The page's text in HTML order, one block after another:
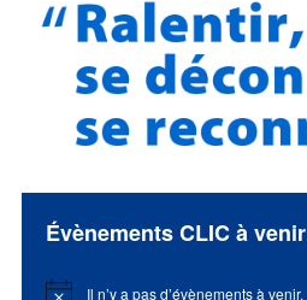
Évènements CLIC à venir
Il n’y a pas d’évènements à venir.